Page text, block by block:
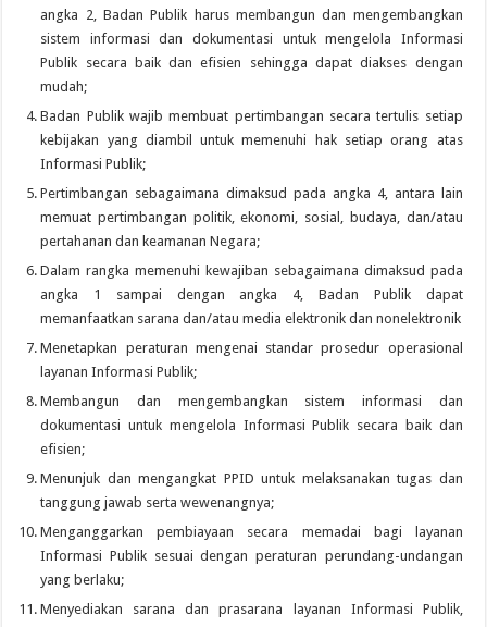
angka 2, Badan Publik harus membangun dan mengembangkan
sistem informasi dan dokumentasi untuk mengelola Informasi
Publik secara baik dan efisien sehingga dapat diakses dengan
mudah;
Badan Publik wajib membuat pertimbangan secara tertulis setiap
kebijakan yang diambil untuk memenuhi hak setiap orang atas
Informasi Publik;
Pertimbangan sebagaimana dimaksud pada angka 4, antara lain
memuat pertimbangan politik, ekonomi, sosial, budaya, dan/atau
pertahanan dan keamanan Negara;
Dalam rangka memenuhi kewajiban sebagaimana dimaksud pada
angka 1 sampai dengan angka 4, Badan Publik dapat
memanfaatkan sarana dan/atau media elektronik dan nonelektronik
Menetapkan peraturan mengenai standar prosedur operasional
layanan Informasi Publik;
Membangun dan mengembangkan sistem informasi dan
dokumentasi untuk mengelola Informasi Publik secara baik dan
efisien;
Menunjuk dan mengangkat PPID untuk melaksanakan tugas dan
tanggung jawab serta wewenangnya;
Menganggarkan pembiayaan secara memadai bagi layanan
Informasi Publik sesuai dengan peraturan perundang-undangan
yang berlaku;
Menyediakan sarana dan prasarana layanan Informasi Publik,